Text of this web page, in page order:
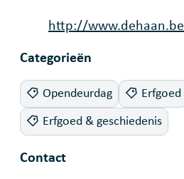
Websitehttp://www.dehaan.be
Categorieën
Opendeurdag
Erfgoed
Erfgoed & geschiedenis
Contact